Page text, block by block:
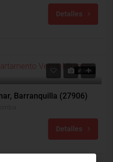
Detalles
VENTA
Barranquilla (27906)
Detalles